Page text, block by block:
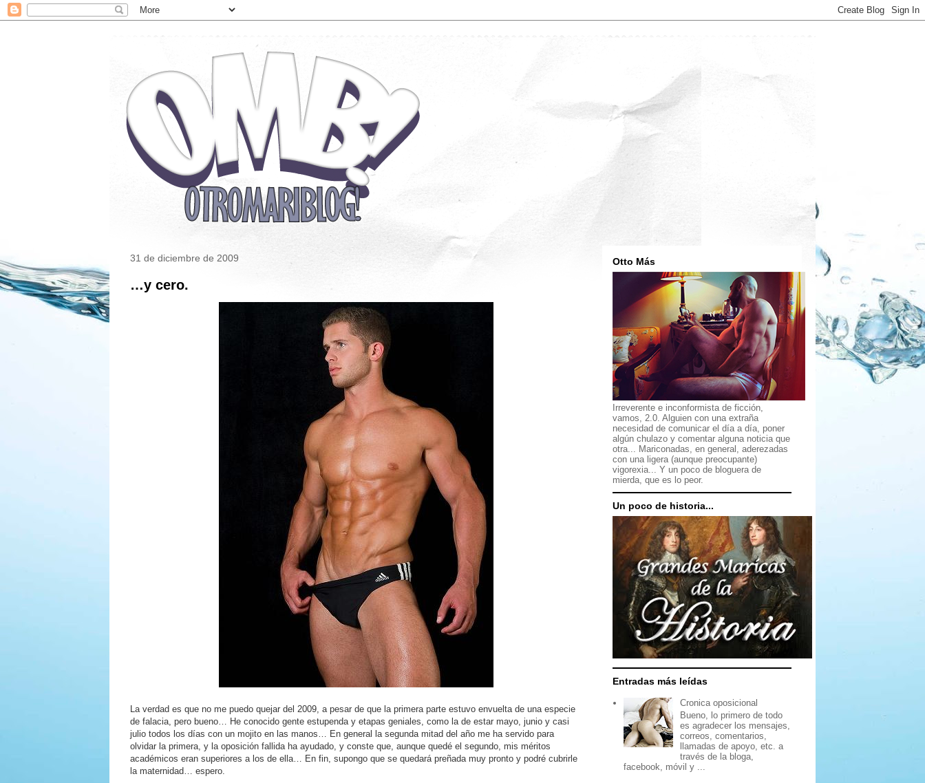
31 de diciembre de 2009
…y cero.
La verdad es que no me puedo quejar del 2009, a pesar de que la primera parte estuvo envuelta de una especie
de falacia, pero bueno… He conocido gente estupenda y etapas geniales, como la de estar mayo, junio y casi
julio todos los días con un mojito en las manos… En general la segunda mitad del año me ha servido para
olvidar la primera, y la oposición fallida ha ayudado, y conste que, aunque quedé el segundo, mis méritos
académicos eran superiores a los de ella… En fin, supongo que se quedará preñada muy pronto y podré cubrirle
la maternidad… espero.
Otto Más
Irreverente e inconformista de ficción,
vamos, 2.0. Alguien con una extraña
necesidad de comunicar el día a día, poner
algún chulazo y comentar alguna noticia que
otra... Mariconadas, en general, aderezadas
con una ligera (aunque preocupante)
vigorexia... Y un poco de bloguera de
mierda, que es lo peor.
Un poco de historia...
Entradas más leídas
Cronica oposicional
Bueno, lo primero de todo
es agradecer los mensajes,
correos, comentarios,
llamadas de apoyo, etc. a
través de la bloga,
facebook, móvil y ...